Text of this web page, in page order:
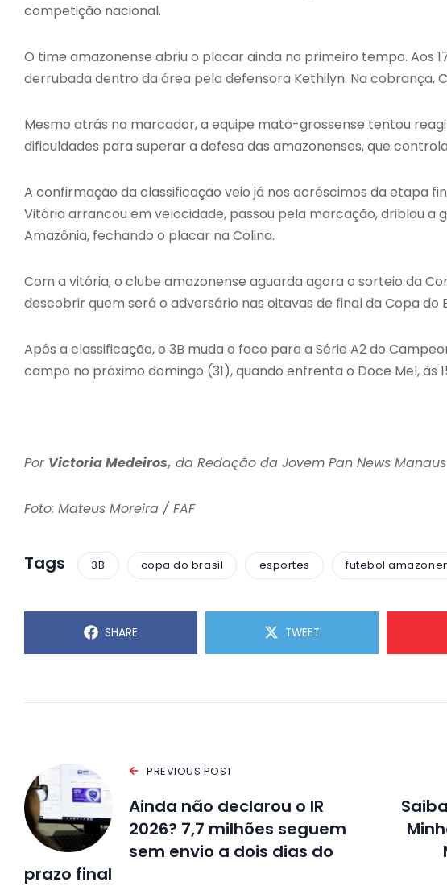
competição nacional.
O time amazonense abriu o placar ainda no primeiro tempo. Aos
derrubada dentro da área pela defensora Kethilyn. Na cobrança,
Mesmo atrás no marcador, a equipe mato-grossense tentou
dificuldades para superar a defesa das amazonenses, que
A confirmação da classificação veio já nos acréscimos da etapa
Vitória arrancou em velocidade, passou pela marcação, driblou a
Amazônia, fechando o placar na Colina.
Com a vitória, o clube amazonense aguarda agora o sorteio da
descobrir quem será o adversário nas oitavas de final da Copa do
Após a classificação, o 3B muda o foco para a Série A2 do
campo no próximo domingo (31), quando enfrenta o Doce Mel, às
Por Victoria Medeiros, da Redação da Jovem Pan News Manaus
Foto: Mateus Moreira / FAF
Tags 3B copa do brasil esportes futebol
SHARE TWEET
PREVIOUS POST
Ainda não declarou o IR
2026? 7,7 milhões seguem
sem envio a dois dias do
prazo final